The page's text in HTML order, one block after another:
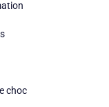
choc